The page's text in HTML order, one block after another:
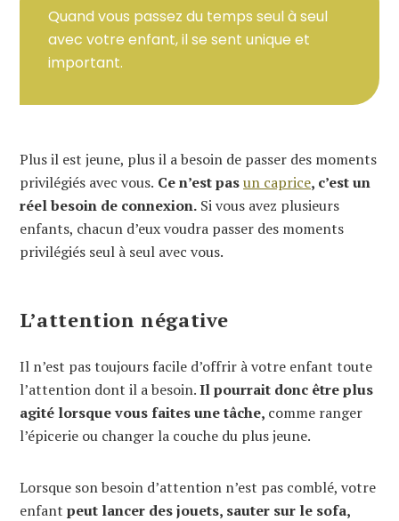
Quand vous passez du temps seul à seul
avec votre enfant, il se sent unique et
important.
Plus il est jeune, plus il a besoin de passer des moments
privilégiés avec vous. Ce n’est pasun caprice, c’est un
réel besoin de connexion. Si vous avez plusieurs
enfants, chacun d’eux voudra passer des moments
privilégiés seul à seul avec vous.
L’attention négative
Il n’est pas toujours facile d’offrir à votre enfant toute
l’attention dont il a besoin.Il pourrait donc être plus
agité lorsque vous faites une tâche, comme ranger
l’épicerie ou changer la couche du plus jeune.
Lorsque son besoin d’attention n’est pas comblé, votre
enfant peut lancer des jouets, sauter sur le sofa,